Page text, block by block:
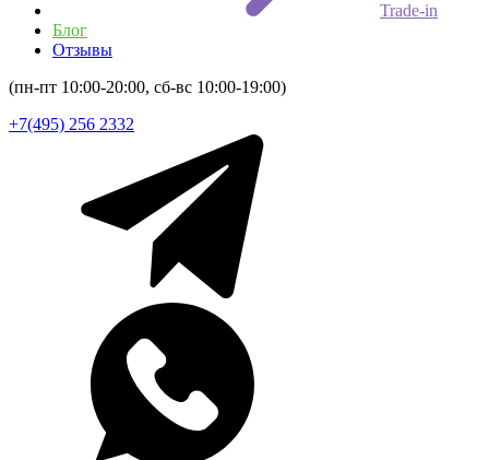
Trade-in
Блог
Отзывы
(пн-пт 10:00-20:00, сб-вс 10:00-19:00)
+7(495) 256 2332